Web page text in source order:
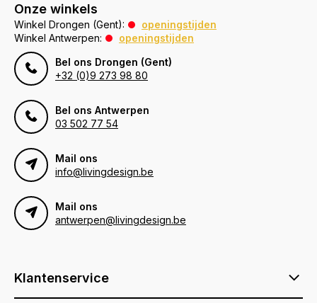
Onze winkels
Winkel Drongen (Gent):
openingstijden
Winkel Antwerpen:
openingstijden
Bel ons Drongen (Gent)
+32 (0)9 273 98 80
Bel ons Antwerpen
03 502 77 54
Mail ons
info@livingdesign.be
Mail ons
antwerpen@livingdesign.be
Klantenservice